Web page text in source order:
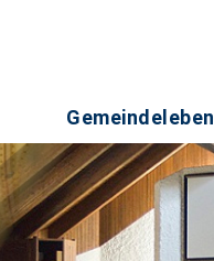
Gemeindeleben